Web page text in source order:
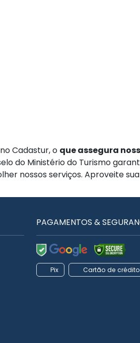
Cadastur, o que assegura
do Ministério do Turismo
nossos serviços. Aproveite
PAGAMENTOS &
Pix Cartão de crédito